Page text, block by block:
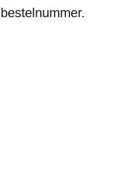
bestelnummer.